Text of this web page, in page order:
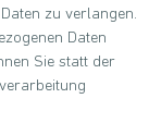
zu verlangen.
Daten
Sie statt der